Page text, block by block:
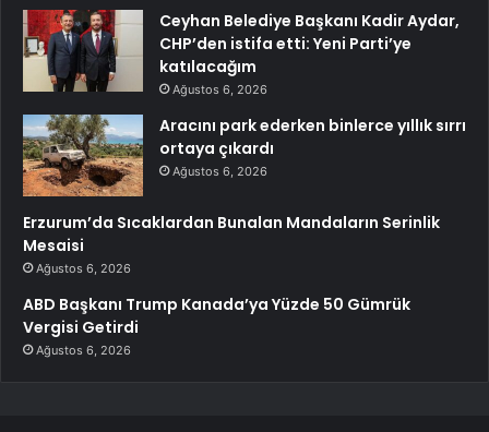
Ceyhan Belediye Başkanı Kadir Aydar,
CHP’den istifa etti: Yeni Parti’ye
katılacağım
Ağustos 6, 2026
Aracını park ederken binlerce yıllık sırrı
ortaya çıkardı
Ağustos 6, 2026
Erzurum’da Sıcaklardan Bunalan Mandaların Serinlik
Mesaisi
Ağustos 6, 2026
ABD Başkanı Trump Kanada’ya Yüzde 50 Gümrük
Vergisi Getirdi
Ağustos 6, 2026